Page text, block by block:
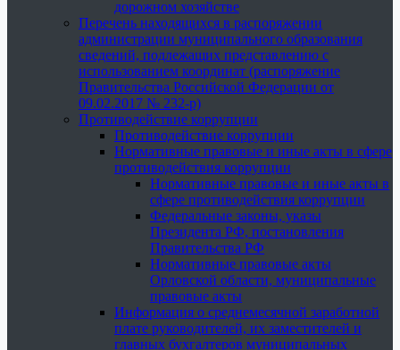
дорожном хозяйстве
Перечень находящихся в распоряжении
администрации муниципального образования
сведений, подлежащих представлению с
использованием координат (распоряжение
Правительства Российской Федерации от
09.02.2017 № 232-р)
Противодействие коррупции
Противодействие коррупции
Нормативные правовые и иные акты в сфере
противодействия коррупции
Нормативные правовые и иные акты в
сфере противодействия коррупции
Федеральные законы, указы
Президента РФ, постановления
Правительства РФ
Нормативные правовые акты
Орловской области, муниципальные
правовые акты
Информация о среднемесячной заработной
плате руководителей, их заместителей и
главных бухгалтеров муниципальных